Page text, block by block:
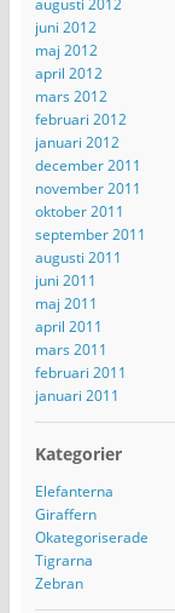
juni 2012
maj 2012
april 2012
mars 2012
februari 2012
januari 2012
december 2011
november 2011
oktober 2011
september 2011
augusti 2011
juni 2011
maj 2011
april 2011
mars 2011
februari 2011
januari 2011
Kategorier
Elefanterna
Giraffern
Okategoriserade
Tigrarna
Zebran